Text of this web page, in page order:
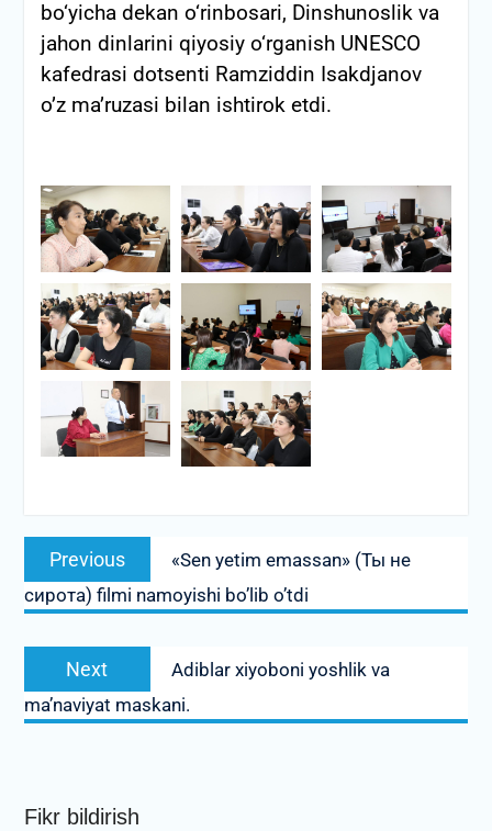
bo‘yicha dekan o‘rinbosari, Dinshunoslik va
jahon dinlarini qiyosiy o‘rganish UNESCO
kafedrasi dotsenti Ramziddin Isakdjanov
o’z ma’ruzasi bilan ishtirok etdi.
Post
menyusi
Previous
post:
«Sen yetim emassan» (Ты не
сирота) filmi namoyishi bo’lib o’tdi
Next
Next
post:
Adiblar xiyoboni yoshlik va
ma’naviyat maskani.
Fikr bildirish